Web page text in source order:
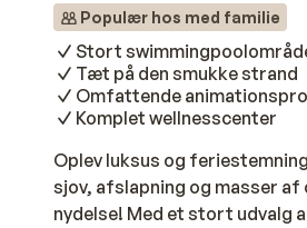
Populær hos med familie
Stort
Tæt på den smukke strand
Omfattende
Komplet wellnesscenter
Oplev luksus og
sjov, afslapning og masser af
nydelse! Med et stort udvalg